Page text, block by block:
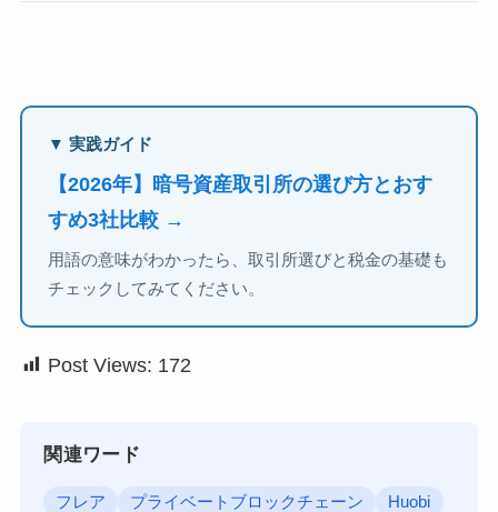
▼ 実践ガイド
【2026年】暗号資産取引所の選び方とおす
すめ3社比較 →
用語の意味がわかったら、取引所選びと税金の基礎も
チェックしてみてください。
Post Views: 172
関連ワード
フレア プライベートブロックチェーン Huobi